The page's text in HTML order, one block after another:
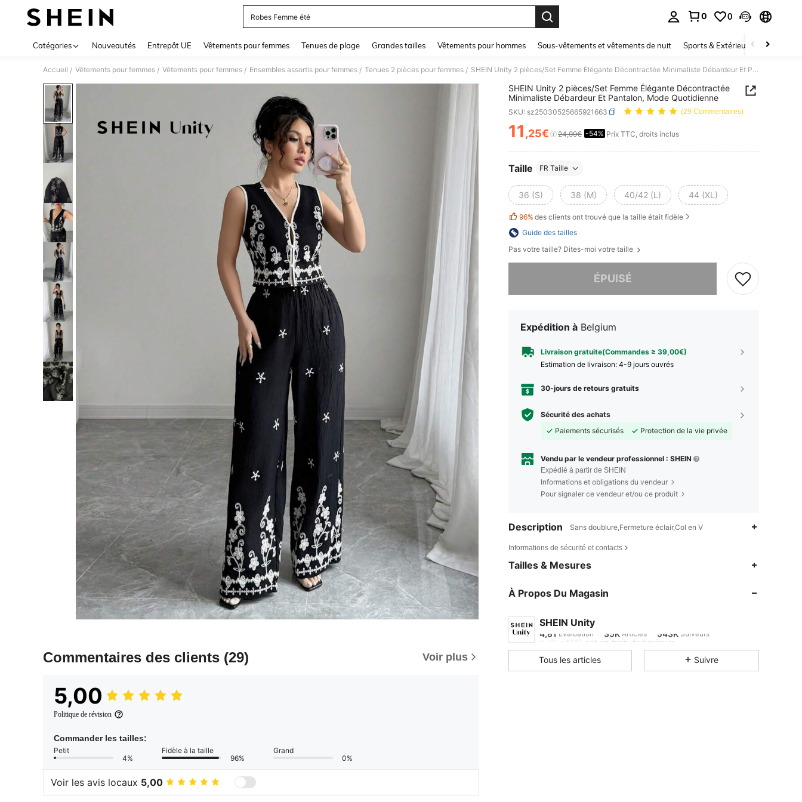
Robes Femme été
0 0
Catégories Nouveautés Entrepôt UE Vêtements pour femmes Tenues de plage Grandes tailles Vêtements pour hommes Sous-vêtements et vêtements de nuit Sports & Extérieur Enfants
Accueil / Vêtements pour femmes / Vêtements pour femmes / Ensembles assortis pour femmes / Tenues 2 pièces pour femmes / SHEIN Unity 2 pièces/Set Femme Élégante Décontractée Minimaliste Débardeur Et Pantalon, Mode Quotidienne
Commentaires des clients (29) Voir plus
5,00
Politique de révision
Commander les tailles:
Petit
4%
Fidèle à la taille
96%
Grand
0%
Voir les avis locaux 5,00
SHEIN Unity 2 pièces/Set Femme Élégante Décontractée
Minimaliste Débardeur Et Pantalon, Mode Quotidienne
SKU: sz25030525665921663 (29 Commentaires)
PRICE AND AVAILABILITY
11,25€ 24,99€ -54% Prix TTC, droits inclus
Taille FR Taille
36 (S) 38 (M) 40/42 (L) 44 (XL)
96% des clients ont trouvé que la taille était fidèle
Guide des tailles
Pas votre taille? Dites-moi votre taille
ÉPUISÉ
Désolés, ce produit est épuisé.
Expédition à Belgium
Livraison gratuite(Commandes ≥ 39,00€)
Estimation de livraison: 4-9 jours ouvrés
30-jours de retours gratuits
Sécurité des achats
Paiements sécurisés
Protection de la vie privée
Vendu par le vendeur professionnel : SHEIN
Expédié à partir de SHEIN
Informations et obligations du vendeur
Pour signaler ce vendeur et/ou ce produit
Description Sans doublure,Fermeture éclair,Col en V
Informations de sécurité et contacts
Tailles & Mesures
À Propos Du Magasin
SHEIN Unity
4,81
35K
4,81Evaluation
n***9est en train de naviguer
4,81
Tous les articles Suivre